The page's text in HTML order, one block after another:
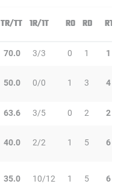
TR/TT 1R/1T RO RD RT
70.0 3/3 0 1 1
50.0 0/0 1 3 4
63.6 3/5 0 2 2
40.0 2/2 1 5 6
35.0 10/12 1 5 6